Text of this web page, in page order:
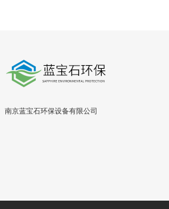
南京蓝宝石环保设备有限公司